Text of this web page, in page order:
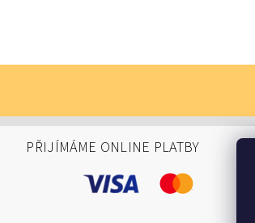
PŘIJÍMÁME ONLINE PLATBY